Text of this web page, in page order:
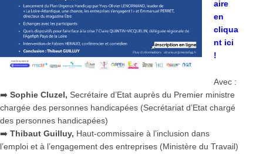
aire
en
cliqua
nt ici
!
Avec :
➡️ Sophie Cluzel, Secrétaire d’Etat auprès du Premier ministre
chargée des personnes handicapées (Secrétariat d’Etat chargé
des personnes handicapées)
➡️ Thibaut Guilluy, Haut-commissaire à l’inclusion dans
l’emploi et à l’engagement des entreprises (Ministère du Travail)